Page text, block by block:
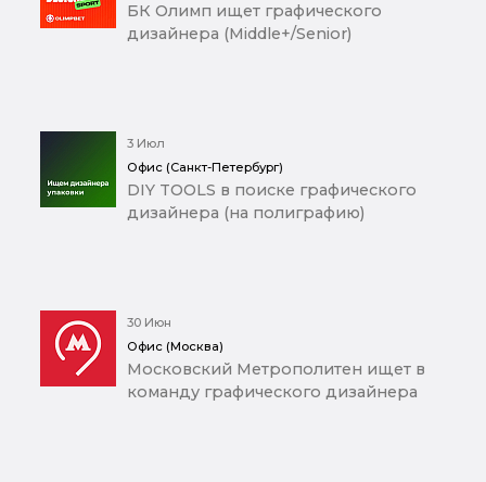
БК Олимп ищет графического
дизайнера (Middle+/Senior)
3 Июл
Офис (Санкт-Петербург)
DIY TOOLS в поиске графического
дизайнера (на полиграфию)
30 Июн
Офис (Москва)
Московский Метрополитен ищет в
команду графического дизайнера